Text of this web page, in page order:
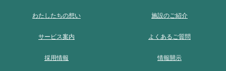
わたしたちの想い 施設のご紹介
サービス案内 よくあるご質問
採用情報 情報開示